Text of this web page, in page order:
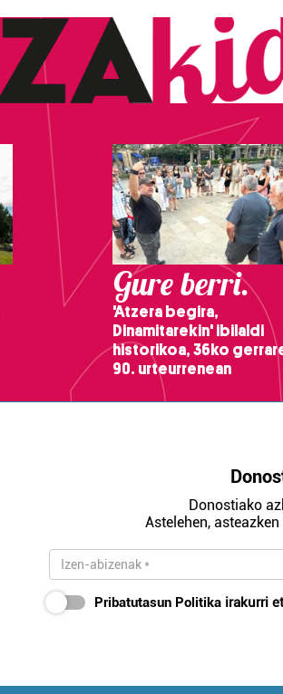
Gure berri.
'Atzera begira,
Dinamitarekin' ibilaldi
historikoa, 36ko
90. urteurrenean
Donostiako
Astelehen,
Pribatutasun Politika irakurri